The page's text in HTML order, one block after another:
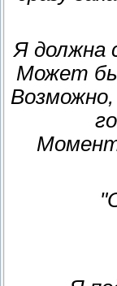
Я должна
Может